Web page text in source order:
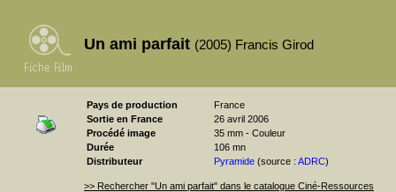
Un ami parfait (2005) Francis Girod
Pays de production
France
Sortie en France
26 avril 2006
Procédé image
35 mm - Couleur
Durée
106 mn
Distributeur
Pyramide (source : ADRC)
>> Rechercher "Un ami parfait" dans le catalogue Ciné-Ressources